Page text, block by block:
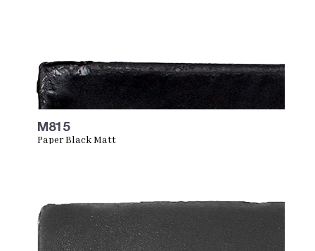
M815
Paper Black Matt